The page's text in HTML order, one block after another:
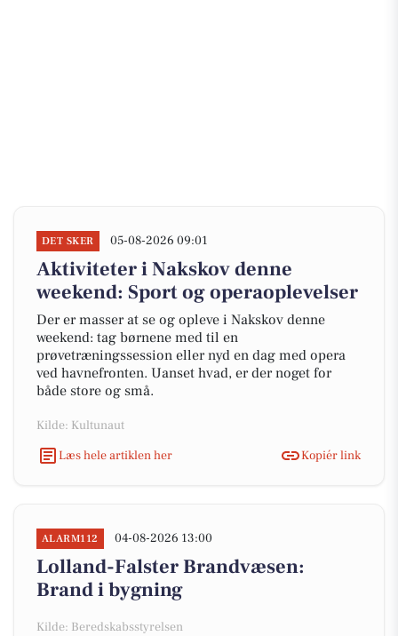
DET SKER 05-08-2026 09:01
Aktiviteter i Nakskov denne
weekend: Sport og operaoplevelser
Der er masser at se og opleve i Nakskov denne
weekend: tag børnene med til en
prøvetræningssession eller nyd en dag med opera
ved havnefronten. Uanset hvad, er der noget for
både store og små.
Kilde: Kultunaut
Læs hele artiklen her
Kopiér link
ALARM112 04-08-2026 13:00
Lolland-Falster Brandvæsen:
Brand i bygning
Kilde: Beredskabsstyrelsen